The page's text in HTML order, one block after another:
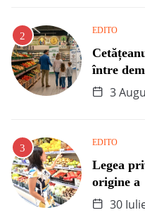
EDITO
între
3
EDITO
Legea
origine a
30